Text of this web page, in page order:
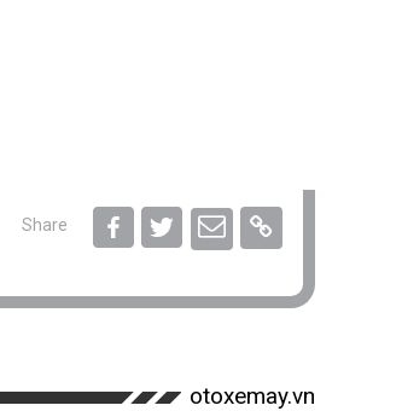
Share
otoxemay.vn